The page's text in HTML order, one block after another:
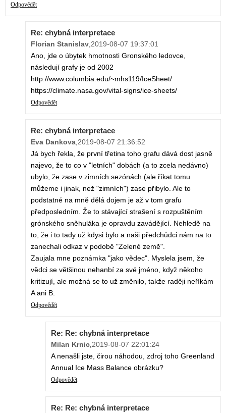
Odpovědět
Re: chybná interpretace
Florian Stanislav,2019-08-07 19:37:01
Ano, jde o úbytek hmotnosti Gronského ledovce,
následují grafy je od 2002
http://www.columbia.edu/~mhs119/IceSheet/
https://climate.nasa.gov/vital-signs/ice-sheets/
Odpovědět
Re: chybná interpretace
Eva Dankova,2019-08-07 21:36:52
Já bych řekla, že první třetina toho grafu dává dost jasně
najevo, že to co v "letních" dobách (a to zcela nedávno)
ubylo, že zase v zimních sezónách (ale říkat tomu
můžeme i jinak, než "zimních") zase přibylo. Ale to
podstatné na mně dělá dojem je až v tom grafu
předposledním. Že to stávající strašení s rozpuštěním
grónského sněhuláka je opravdu zavádějící. Nehledě na
to, že i to tady už kdysi bylo a naši předchůdci nám na to
zanechali odkaz v podobě "Zelené země".
Zaujala mne poznámka "jako vědec". Myslela jsem, že
vědci se většinou nehanbí za své jméno, když někoho
kritizují, ale možná se to už změnilo, takže raději neříkám
A ani B.
Odpovědět
Re: Re: chybná interpretace
Milan Krnic,2019-08-07 22:01:24
A nenašli jste, čirou náhodou, zdroj toho Greenland
Annual Ice Mass Balance obrázku?
Odpovědět
Re: Re: chybná interpretace